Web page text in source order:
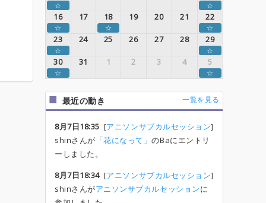
☆ ☆
16 17 18 19 20 21 22
☆ ☆ ☆
23 24 25 26 27 28 29
☆ ☆
30 31 1 2 3 4 5
☆ ☆
最近の動き 一覧を見る
8月7日18:35 [アニソンサブカルセッション]
shinさんが 「花になって」のBaにエントリ
ーしました。
8月7日18:34[アニソンサブカルセッション]
shinさんがアニソンサブカルセッションに